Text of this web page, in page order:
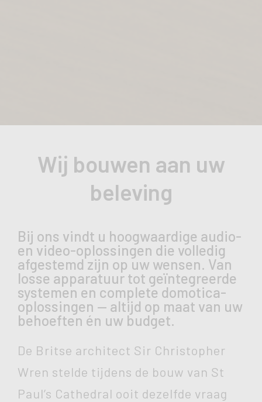
Wij bouwen aan uw
beleving
Bij ons vindt u hoogwaardige audio-
en video-oplossingen die volledig
afgestemd zijn op uw wensen. Van
losse apparatuur tot geïntegreerde
systemen en complete domotica-
oplossingen — altijd op maat van uw
behoeften én uw budget.
De Britse architect Sir Christopher
Wren stelde tijdens de bouw van St
Paul’s Cathedral ooit dezelfde vraag